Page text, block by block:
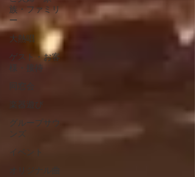
族・ファミリ
ー
大熱唱
ゲスト・お客
様・接待
楽器遊び
グループサウ
ンズ
イベント
オリジナル曲